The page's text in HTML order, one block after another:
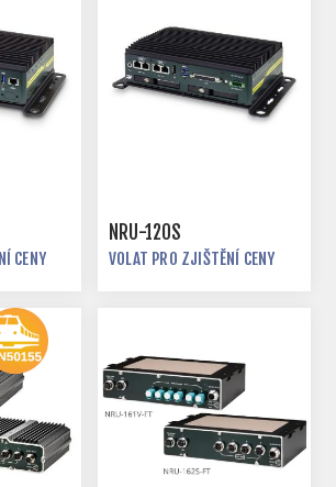
CENY
NRU-120S
VOLAT PRO ZJIŠTĚNÍ CENY